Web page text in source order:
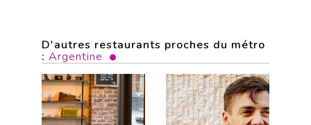
D'autres restaurants proches du métro
: Argentine